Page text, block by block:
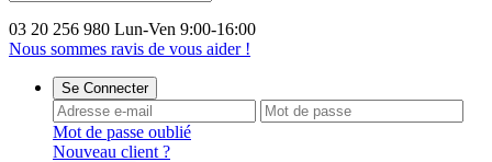
03 20 256 980 Lun-Ven 9:00-16:00
Nous sommes ravis de vous aider !
Se Connecter
Mot de passe oublié
Nouveau client ?